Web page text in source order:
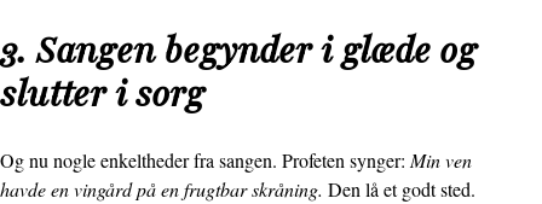
3. Sangen begynder i glæde og
slutter i sorg
Og nu nogle enkeltheder fra sangen. Profeten synger: Min ven
havde en vingård på en frugtbar skråning. Den lå et godt sted.